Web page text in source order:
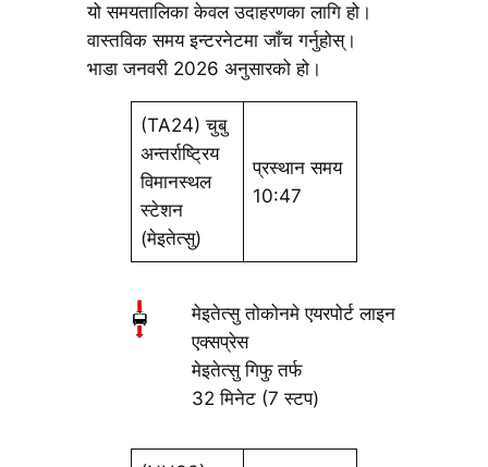
यो समयतालिका केवल उदाहरणका लागि हो।
वास्तविक समय इन्टरनेटमा जाँच गर्नुहोस्।
भाडा जनवरी 2026 अनुसारको हो।
(TA24) चुबु
अन्तर्राष्ट्रिय
विमानस्थल
स्टेशन
(मेइतेत्सु)
प्रस्थान समय
10:47
मेइतेत्सु तोकोनमे एयरपोर्ट लाइन
एक्सप्रेस
मेइतेत्सु गिफु तर्फ
32 मिनेट (7 स्टप)